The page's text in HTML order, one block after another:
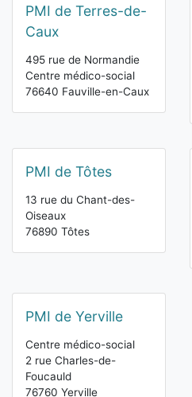
PMI de Terres-de-
Caux
495 rue de Normandie
Centre médico-social
76640 Fauville-en-Caux
PMI de Tôtes
13 rue du Chant-des-
Oiseaux
76890 Tôtes
PMI de Yerville
Centre médico-social
2 rue Charles-de-
Foucauld
76760 Yerville